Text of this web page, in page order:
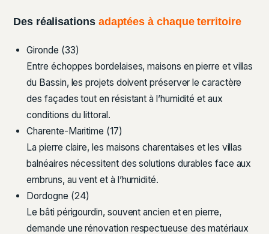
Des réalisations adaptées à chaque territoire
Gironde (33)
Entre échoppes bordelaises, maisons en pierre et villas
du Bassin, les projets doivent préserver le caractère
des façades tout en résistant à l’humidité et aux
conditions du littoral.
Charente-Maritime (17)
La pierre claire, les maisons charentaises et les villas
balnéaires nécessitent des solutions durables face aux
embruns, au vent et à l’humidité.
Dordogne (24)
Le bâti périgourdin, souvent ancien et en pierre,
demande une rénovation respectueuse des matériaux